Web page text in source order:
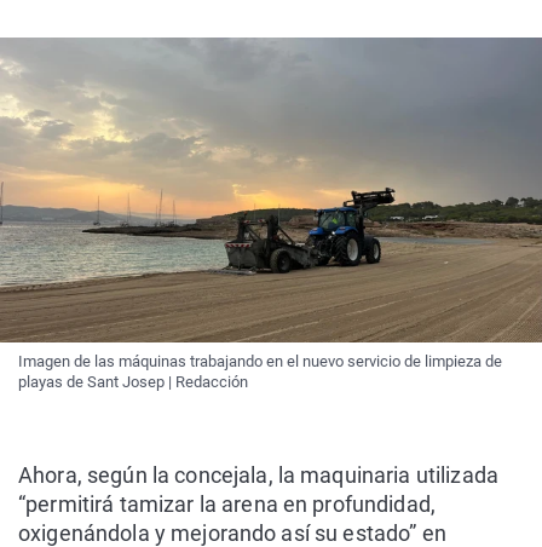
Imagen de las máquinas trabajando en el nuevo servicio de limpieza de
playas de Sant Josep | Redacción
Ahora, según la concejala, la maquinaria utilizada
“permitirá tamizar la arena en profundidad,
oxigenándola y mejorando así su estado” en